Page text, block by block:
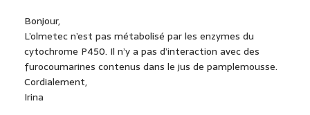
Bonjour,
L’olmetec n’est pas métabolisé par les enzymes du
cytochrome P450. Il n’y a pas d’interaction avec des
furocoumarines contenus dans le jus de pamplemousse.
Cordialement,
Irina